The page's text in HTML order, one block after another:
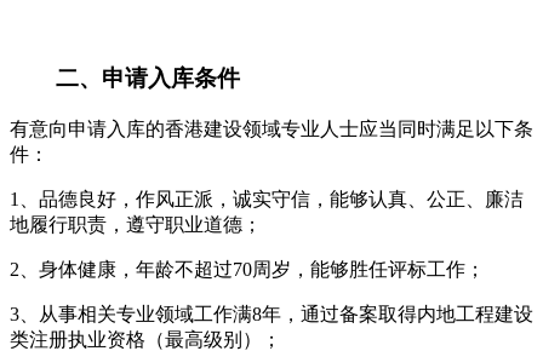
二、申请入库条件
有意向申请入库的香港建设领域专业人士应当同时满足以下条
件：
1、品德良好，作风正派，诚实守信，能够认真、公正、廉洁
地履行职责，遵守职业道德；
2、身体健康，年龄不超过70周岁，能够胜任评标工作；
3、从事相关专业领域工作满8年，通过备案取得内地工程建设
类注册执业资格（最高级别）；